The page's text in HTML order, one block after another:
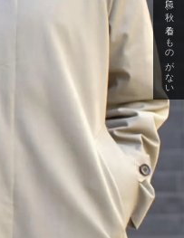
急に秋、着るものがない